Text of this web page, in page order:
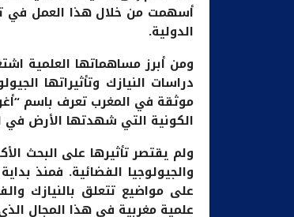
أسهمت من خلال هذا العمل في
الدولية.
ومن أبرز مساهماتها العلمية
دراسات النيازك وتأثيراتها
موثقة في المغرب تعرف باسم
الكونية التي شهدتها الأرض في
ولم يقتصر تأثيرها على البحث
والجيولوجيا الفضائية. فمنذ
على مواضيع تتعلق بالنيازك
علمية مغربية في هذا المجال